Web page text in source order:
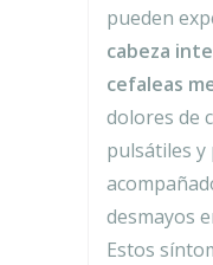
pueden
cabeza
cefaleas
dolores de
pulsátiles
desmayos
Estos